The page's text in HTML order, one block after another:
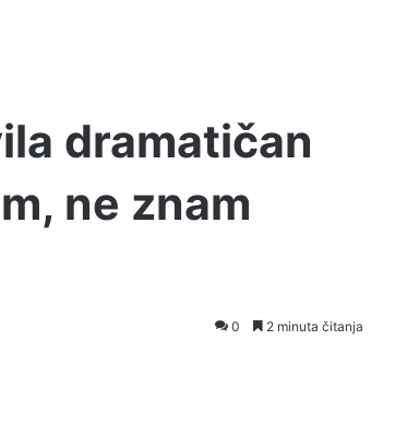
dramatičan
ne znam
0 2 minuta čitanja